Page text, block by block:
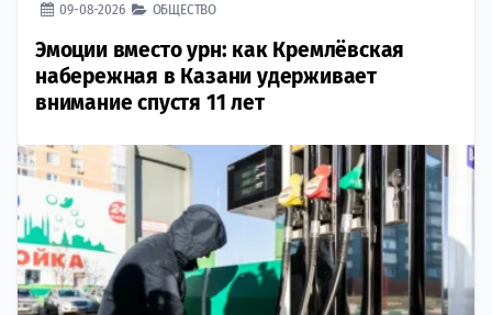
09-08-2026 ОБЩЕСТВО
Эмоции вместо урн: как Кремлёвская
набережная в Казани удерживает
внимание спустя 11 лет